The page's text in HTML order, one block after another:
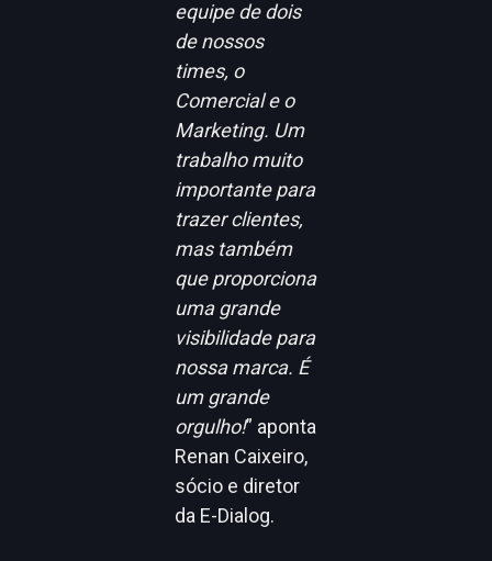
equipe de dois
de nossos
times, o
Comercial e o
Marketing. Um
trabalho muito
importante para
trazer clientes,
mas também
que proporciona
uma grande
visibilidade para
nossa marca. É
um grande
orgulho!” aponta
Renan Caixeiro,
sócio e diretor
da E-Dialog.